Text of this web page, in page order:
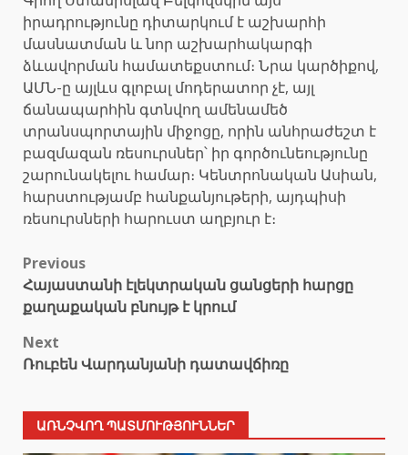
իրադրությունը դիտարկում է աշխարհի
մասնատման և նոր աշխարհակարգի
ձևավորման համատեքստում։ Նրա կարծիքով,
ԱՄՆ-ը այլևս գլոբալ մոդերատոր չէ, այլ
ճանապարհին գտնվող ամենամեծ
տրանսպորտային միջոցը, որին անհրաժեշտ է
բազմազան ռեսուրսներ՝ իր գործունեությունը
շարունակելու համար։ Կենտրոնական Ասիան,
հարստությամբ հանքանյութերի, այդպիսի
ռեսուրսների հարուստ աղբյուր է։
Post
navigation
Previous
Հայաստանի էլեկտրական ցանցերի հարցը
քաղաքական բնույթ է կրում
Next
Ռուբեն Վարդանյանի դատավճիռը
ԱՌՆՉՎՈՂ ՊԱՏՄՈՒԹՅՈՒՆՆԵՐ